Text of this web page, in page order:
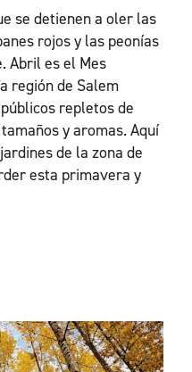
se detienen a oler las
rojos y las peonías
Abril es el Mes
región de Salem
repletos de
y aromas. Aquí
de la zona de
esta primavera y